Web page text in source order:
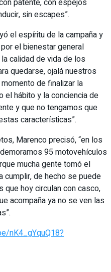
patente, con espejos
sin escapes”.
el espíritu de la campaña y
el bienestar general
calidad de vida de los
quedarse, ojalá nuestros
de finalizar la
el hábito y la conciencia de
y que no tengamos que
características”.
Marenco precisó, “en los
95 motovehículos
mucha gente tomó el
cumplir, de hecho se puede
que hoy circulan con casco,
acompaña ya no se ven las
nK4_gYquQ18?